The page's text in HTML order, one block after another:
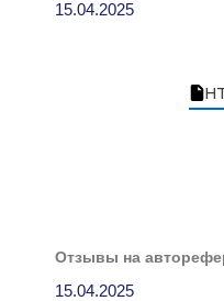
15.04.2025
Отзывы на
15.04.2025